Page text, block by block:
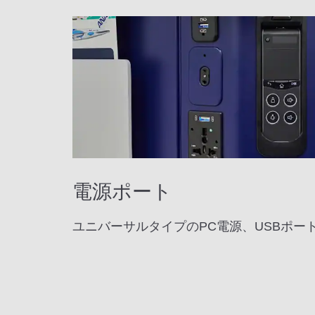
電源ポート
ユニバーサルタイプのPC電源、USBポー